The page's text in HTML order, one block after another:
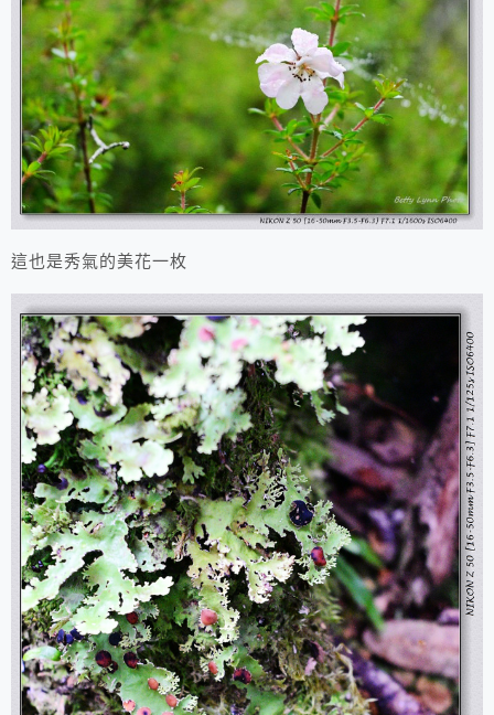
這也是秀氣的美花一枚